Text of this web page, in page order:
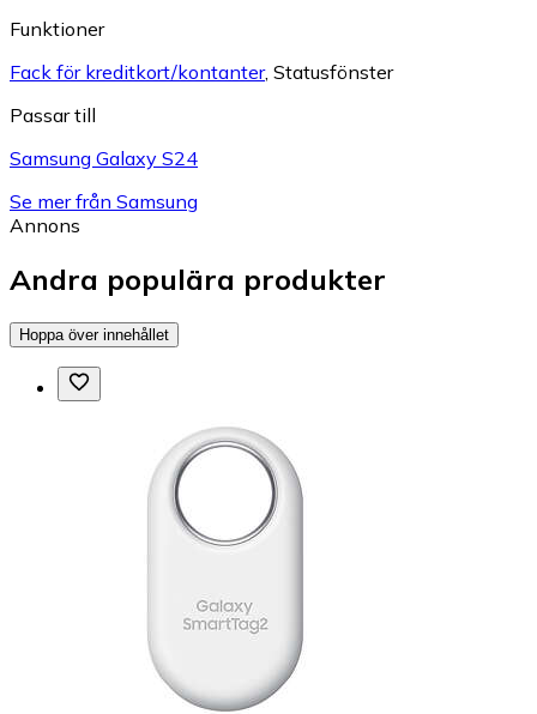
Funktioner
Fack för kreditkort/kontanter, Statusfönster
Passar till
Samsung Galaxy S24
Se mer från Samsung
Annons
Andra populära produkter
Hoppa över innehållet